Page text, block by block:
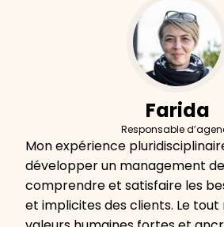
Farida
Responsable
Mon expérience
développer un management
comprendre et satisfaire les
et implicites des clients. Le tout